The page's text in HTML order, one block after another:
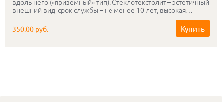
вдоль него («приземный» тип). Стеклотекстолит – эстетичный
внешний вид, срок службы – не менее 10 лет, высокая
350.00 руб. Купить